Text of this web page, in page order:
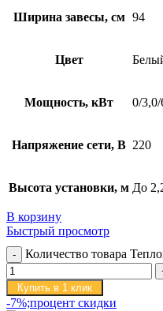
Ширина завесы, см 94
Цвет
Мощность, кВт 0/3,0/
Напряжение сети, В 220
Высота установки, м До
В корзину
Быстрый просмотр
Количество товара
Купить в 1 клик
-7%;процент скидки